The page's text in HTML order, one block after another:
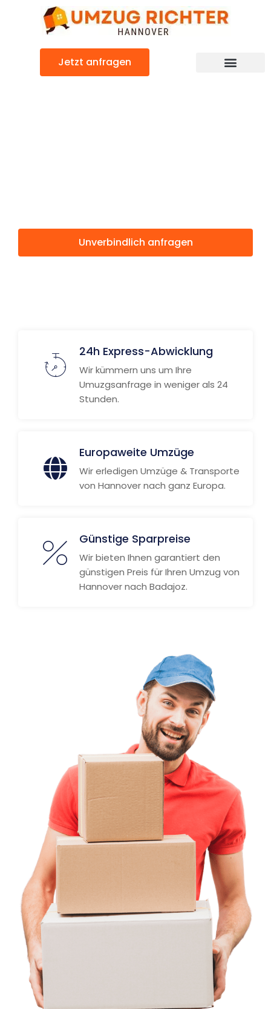
Jetzt anfragen
Unverbindlich anfragen
24h Express-Abwicklung
Wir kümmern uns um Ihre
Umuzgsanfrage in weniger als 24
Stunden.
Europaweite Umzüge
Wir erledigen Umzüge & Transporte
von Hannover nach ganz Europa.
Günstige Sparpreise
Wir bieten Ihnen garantiert den
günstigen Preis für Ihren Umzug von
Hannover nach Badajoz.